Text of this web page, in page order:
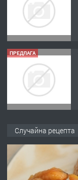
ПРЕДЛАГА
Случайна рецепта